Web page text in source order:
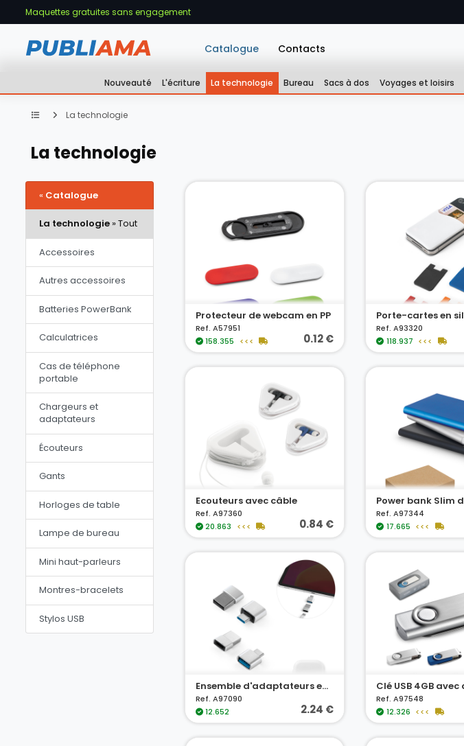
Maquettes gratuites sans engagement
Catalogue Contacts
Nouveauté L'écriture La technologie Bureau Sacs à dos Voyages et loisirs
La technologie
La technologie
« Catalogue
La technologie» Tout
Accessoires
Autres accessoires
Batteries PowerBank
Calculatrices
Cas de téléphone
portable
Chargeurs et
adaptateurs
Écouteurs
Gants
Horloges de table
Lampe de bureau
Mini haut-parleurs
Montres-bracelets
Stylos USB
Protecteur de webcam en PP
Ref. A57951
158.355
<<< 0.12 €
Ref. A93320
118.937 <<<
Ecouteurs avec câble
Ref. A97360
20.863
<<< 0.84 €
Ref. A97344
17.665 <<<
Ensemble d'adaptateurs en aluminium
Ref. A97090
12.652
2.24 €
Ref. A97548
12.326 <<<